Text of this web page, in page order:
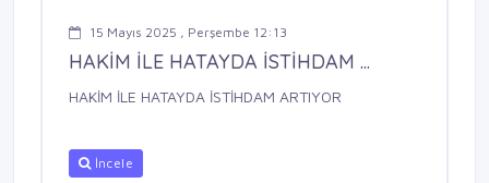
15 Mayıs 2025 , Perşembe 12:13
HAKİM İLE HATAYDA İSTİHDAM ...
HAKİM İLE HATAYDA İSTİHDAM ARTIYOR
İncele